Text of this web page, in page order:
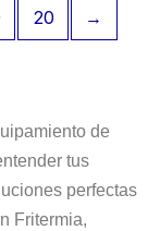
20 →
de
tus
perfectas
Fritermia,